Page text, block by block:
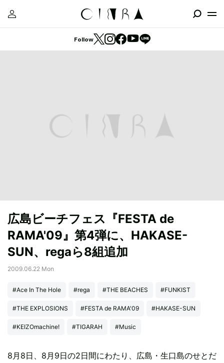
Follow
広島ビーチフェス『FESTA de
RAMA'09』第4弾に、HAKASE-
SUN、regaら8組追加
2009.06.22 Mon
#Ace In The Hole #rega #THE BEACHES #FUNKIST
#THE EXPLOSIONS #FESTA de RAMA'09 #HAKASE-SUN
#KEIZOmachine! #TIGARAH #Music
8月8日、8月9日の2日間にわたり、広島・生口島のせとだ